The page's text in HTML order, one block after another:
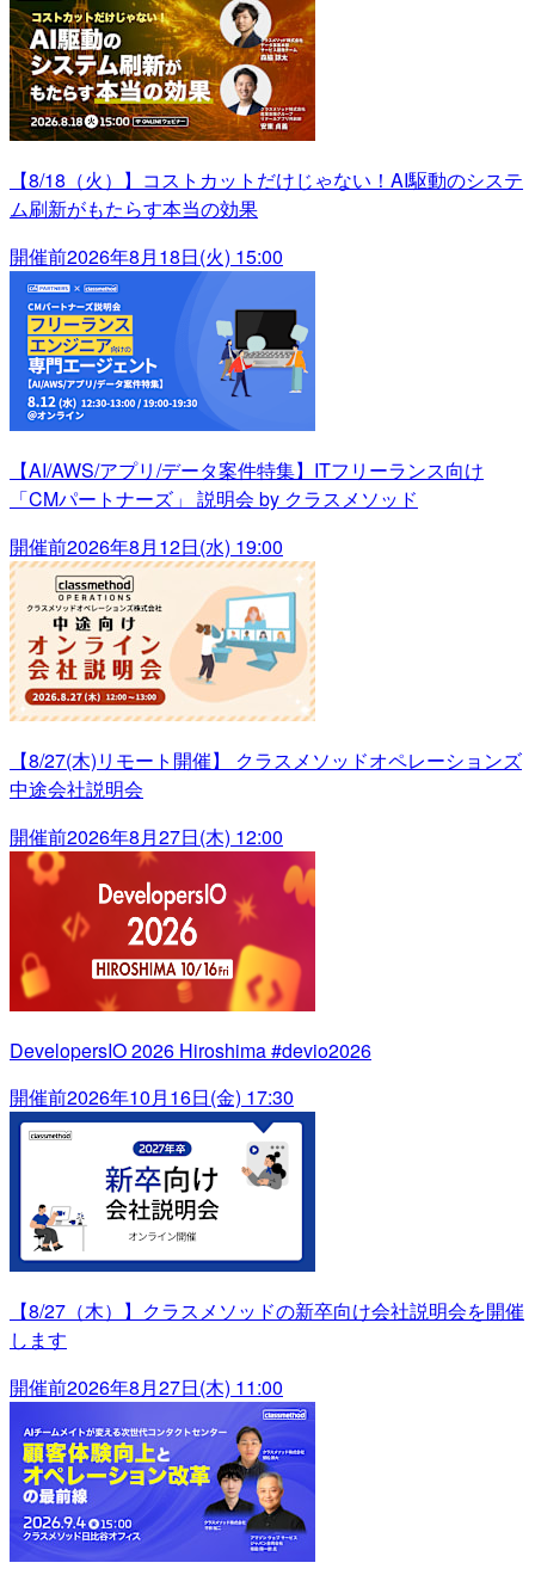
【8/18（火）】コストカットだけじゃない！AI駆動のシステ
ム刷新がもたらす本当の効果
開催前2026年8月18日(火) 15:00
【AI/AWS/アプリ/データ案件特集】ITフリーランス向け
「CMパートナーズ」 説明会 by クラスメソッド
開催前2026年8月12日(水) 19:00
【8/27(木)リモート開催】 クラスメソッドオペレーションズ
中途会社説明会
開催前2026年8月27日(木) 12:00
DevelopersIO 2026 Hiroshima #devio2026
開催前2026年10月16日(金) 17:30
【8/27（木）】クラスメソッドの新卒向け会社説明会を開催
します
開催前2026年8月27日(木) 11:00